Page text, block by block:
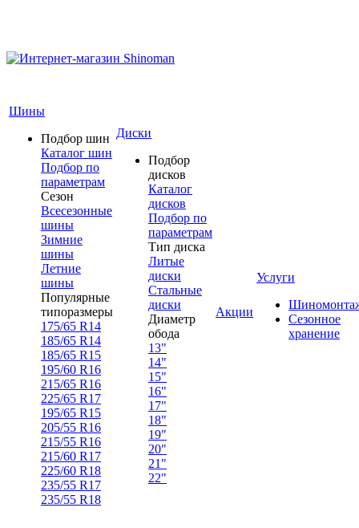
Шины
Подбор шин
Каталог шин
Подбор по
параметрам
Сезон
Всесезонные
шины
Зимние
шины
Летние
шины
Популярные
типоразмеры
175/65 R14
185/65 R14
185/65 R15
195/60 R16
215/65 R16
225/65 R17
195/65 R15
205/55 R16
215/55 R16
215/60 R17
225/60 R18
235/55 R17
235/55 R18
Диски
Подбор
дисков
Каталог
дисков
Подбор по
параметрам
Тип диска
Литые
диски
Стальные
диски
Диаметр
обода
13"
14"
15"
16"
17"
18"
19"
20"
21"
22"
Акции
Услуги
Сезонное
хранение